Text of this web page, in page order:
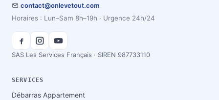
contact@onlevetout.com
Horaires : Lun–Sam 8h–19h · Urgence 24h/24
SAS Les Services Français · SIREN 987733110
SERVICES
Débarras Appartement